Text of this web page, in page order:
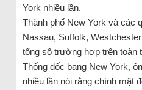
York nhiều lần.
Thành phố New York và các
Nassau, Suffolk,
tổng số trường hợp trên toàn
Thống đốc bang New York,
nhiều lần nói rằng chính mật